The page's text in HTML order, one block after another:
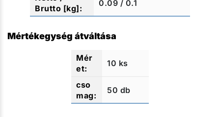
0.09 / 0.1
Mértékegység átváltása
10 ks
50 db